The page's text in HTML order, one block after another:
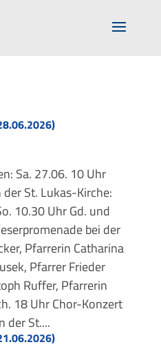
Sa. 27.06. 10 Uhr
St. Lukas-Kirche:
10.30 Uhr Gd. und
bei der
Pfarrerin Catharina
Pfarrer Frieder
Ruffer, Pfarrerin
18 Uhr Chor-Konzert
der St....